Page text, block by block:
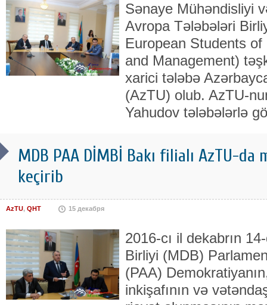
Sənaye Mühəndisliyi
Avropa Tələbələri
European Students
and Management)
xarici tələbə
(AzTU) olub. AzTU-
Yahudov tələbələrlə
MDB PAA DİMBİ Bakı filialı AzTU-
keçirib
AzTU, QHT 15 декабря
2016-cı il dekabrın
Birliyi (MDB)
(PAA)
inkişafının və